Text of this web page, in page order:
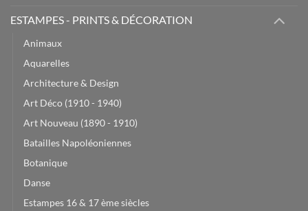
ESTAMPES - PRINTS & DÉCORATION
Animaux
Aquarelles
Architecture & Design
Art Déco (1910 - 1940)
Art Nouveau (1890 - 1910)
Batailles Napoléoniennes
Botanique
Danse
Estampes 16 & 17 ème siècles